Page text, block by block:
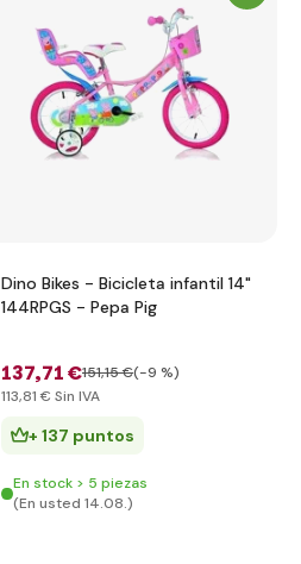
Dino Bikes - Bicicleta infantil 14"
144RPGS - Pepa Pig
137,71 €151,15 €(-9 %)
113,81 € Sin IVA
+ 137 puntos
En stock > 5 piezas
(En usted 14.08.)